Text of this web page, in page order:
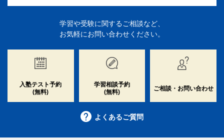
学習や受験に関するご相談など、
お気軽にお問い合わせください。
入塾テスト予約
(無料)
学習相談予約
(無料)
ご相談・お問い合わせ
よくあるご質問